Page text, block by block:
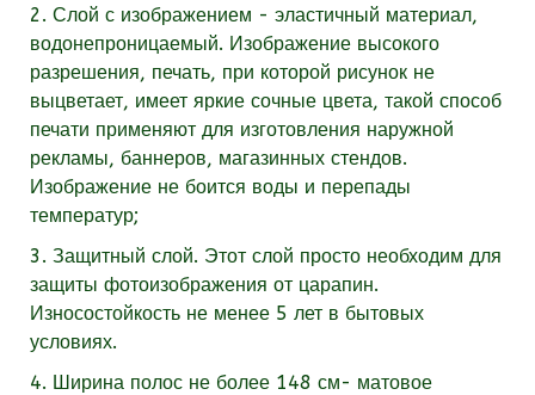
2. Слой с изображением - эластичный материал,
водонепроницаемый. Изображение высокого
разрешения, печать, при которой рисунок не
выцветает, имеет яркие сочные цвета, такой способ
печати применяют для изготовления наружной
рекламы, баннеров, магазинных стендов.
Изображение не боится воды и перепады
температур;
3. Защитный слой. Этот слой просто необходим для
защиты фотоизображения от царапин.
Износостойкость не менее 5 лет в бытовых
условиях.
4. Ширина полос не более 148 см- матовое